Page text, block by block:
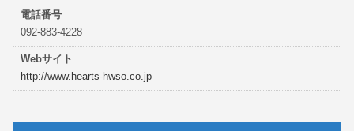
電話番号
092-883-4228
Webサイト
http://www.hearts-hwso.co.jp